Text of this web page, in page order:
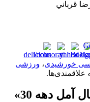
قرباني
خورشیدی، ورزشی
علاقمندی‌ها.
آمل دهه 30 »